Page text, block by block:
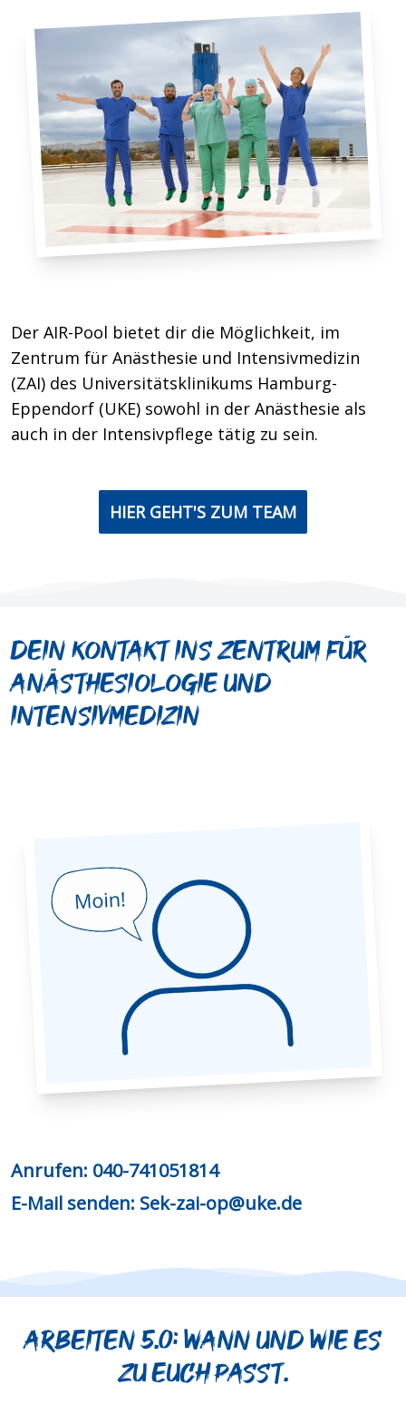
Der AIR-Pool bietet dir die Möglichkeit, im
Zentrum für Anästhesie und Intensivmedizin
(ZAI) des Universitätsklinikums Hamburg-
Eppendorf (UKE) sowohl in der Anästhesie als
auch in der Intensivpflege tätig zu sein.
HIER GEHT'S ZUM TEAM
Dein Kontakt ins Zentrum für
Anästhesiologie und
Intensivmedizin
Anrufen: 040-741051814
E-Mail senden: Sek-zai-op@uke.de
Arbeiten 5.0: Wann und wie es
zu euch passt.